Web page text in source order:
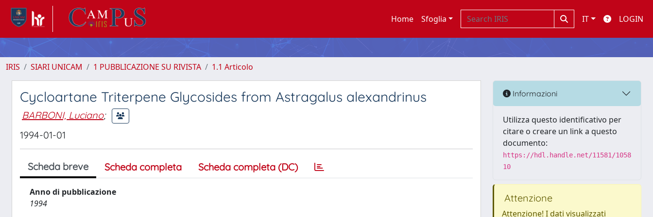
Home Sfoglia IT LOGIN
IRIS SIARI UNICAM 1 PUBBLICAZIONE SU RIVISTA 1.1 Articolo
Cycloartane Triterpene Glycosides from Astragalus alexandrinus
BARBONI, Luciano;
1994-01-01
Scheda breve Scheda completa Scheda completa (DC)
Anno di pubblicazione
1994
Informazioni
Utilizza questo identificativo per
citare o creare un link a questo
documento:
https://hdl.handle.net/11581/1058
10
Attenzione
Attenzione! I dati visualizzati